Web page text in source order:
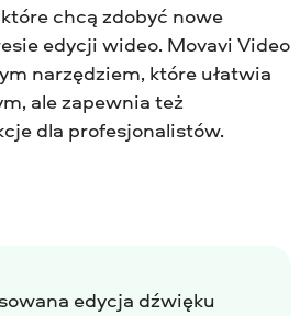
chcą zdobyć nowe
edycji wideo. Movavi Video
narzędziem, które ułatwia
ale zapewnia też
dla profesjonalistów.
edycja dźwięku